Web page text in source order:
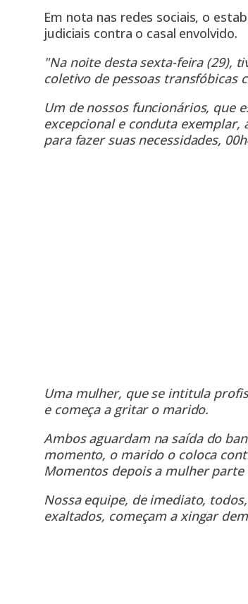
Em nota nas redes sociais, o
judiciais contra o casal envolvido.
"Na noite desta sexta-feira (29),
coletivo de pessoas transfóbicas
Um de nossos funcionários, que
excepcional e conduta
para fazer suas necessidades,
Uma mulher, que se intitula
e começa a gritar o marido.
Ambos aguardam na saída do
momento, o marido o coloca
Momentos depois a mulher
Nossa equipe, de imediato,
exaltados, começam a xingar